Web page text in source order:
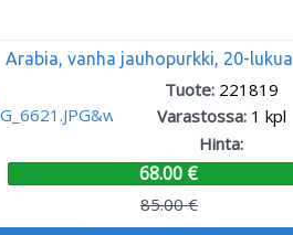
Arabia, vanha jauhopurkki, 20-lukua
Tuote: 221819
Varastossa: 1 kpl
Hinta:
68.00 €
85.00 €